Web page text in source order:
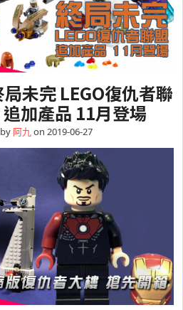
局未完 LEGO復仇者聯
加產品 11月登場
阿九 on 2019-06-27